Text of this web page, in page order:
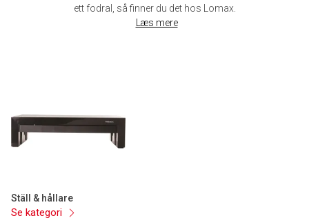
ett fodral, så finner du det hos Lomax.
Læs mere
Ställ & hållare
Se kategori